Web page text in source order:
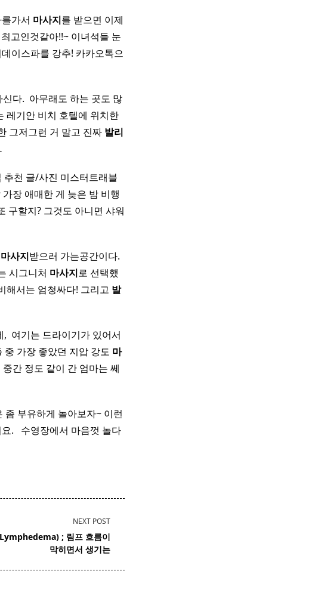
가서 마사지를 받으면 이제
고인것같아!!~ 이녀석들 눈
이스파를 강추! 카카오톡으
다. ​ 아무래도 하는 곳도 많
레기안 비치 호텔에 위치한
그저그런 거 말고 진짜 발리
천 글/사진 미스터트래블
장 애매한 게 늦은 밤 비행
구할지? 그것도 아니면 샤워
마사지받으러 가는공간이다. ​
시그니처 마사지로 선택했
해서는 엄청싸다! 그리고 발
여기는 드라이기가 있어서
중 가장 좋았던 지압 강도 마
간 정도 같이 간 엄마는 쎄
부유하게 놀아보자~ 이런
. ​ ​ 수영장에서 마음껏 놀다
NEXT POST
; 림프흐름이
막히면서 생기는